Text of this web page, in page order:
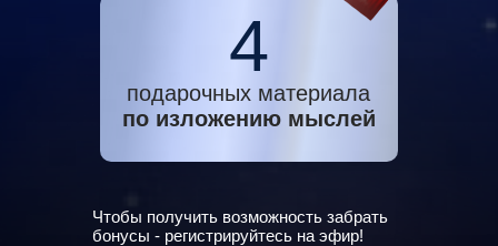
Чтобы получить возможность забрать
бонусы - регистрируйтесь на эфир!
подарочных материала
по изложению мыслей
4